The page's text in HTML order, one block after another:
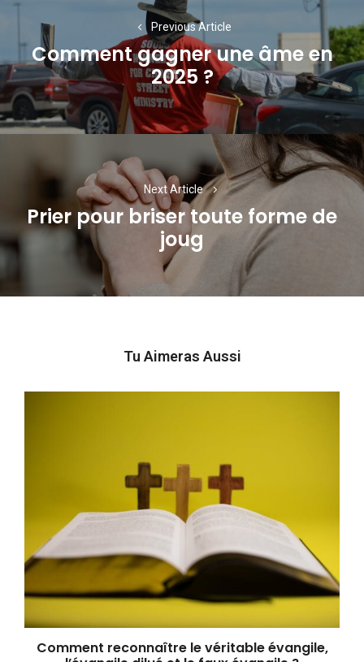
de
l’article
Previous Article
Previous
post:
Comment gagner une âme en
2025 ?
Next Article
Next
post:
Prier pour briser toute forme de
joug
Tu Aimeras Aussi
Comment reconnaître le véritable évangile,